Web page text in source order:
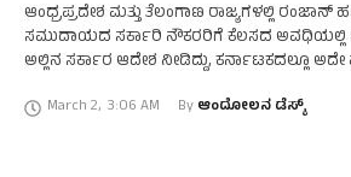
ಆಂಧ್ರಪ್ರದೇಶ ಮತ್ತು ತೆಲಂಗಾಣ ರಾಜ್ಯಗಳಲ್ಲಿ ರಂಜಾನ್
ಸಮುದಾಯದ ಸರ್ಕಾರಿ ನೌಕರರಿಗೆ ಕೆಲಸದ ಅವಧಿಯಲ್ಲಿ
ಅಲ್ಲಿನ ಸರ್ಕಾರ ಆದೇಶ ನೀಡಿದ್ದು, ಕರ್ನಾಟಕದಲ್ಲೂ
March 2, 3:06 AM By ಆಂದೋಲನ ಡೆಸ್ಕ್